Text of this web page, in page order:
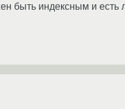
быть индексным и есть